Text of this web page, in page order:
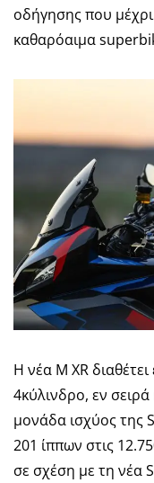
οδήγησης που
καθαρόαιμα
Η νέα M XR
4κύλινδρο, εν
μονάδα ισχύος της
201 ίππων στις
σε σχέση με τη νέα